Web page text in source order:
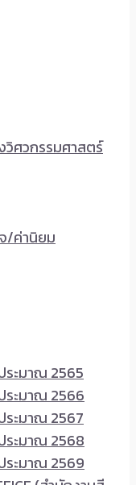
วิศวกรรมศาสตร์
/ค่านิยม
ระมาณ 2565
ระมาณ 2566
ระมาณ 2567
ระมาณ 2568
ระมาณ 2569